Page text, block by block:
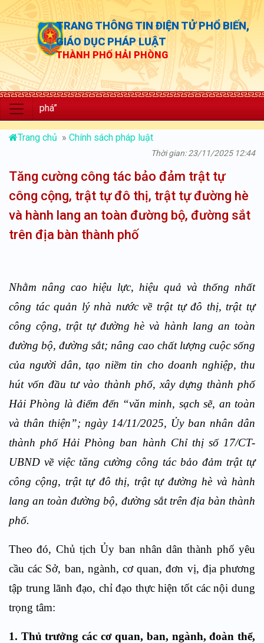
TRANG THÔNG TIN ĐIỆN TỬ PHỔ BIẾN,
GIÁO DỤC PHÁP LUẬT
THÀNH PHỐ HẢI PHÒNG
Trang chủ » Chính sách pháp luật
Thời gian: 23/11/2025 12:44
Tăng cường công tác bảo đảm trật tự
công cộng, trật tự đô thị, trật tự đường hè
và hành lang an toàn đường bộ, đường sắt
trên địa bàn thành phố
Nhằm nâng cao hiệu lực, hiệu quả và thống nhất
công tác quản lý nhà nước về trật tự đô thị, trật tự
công cộng, trật tự đường hè và hành lang an toàn
đường bộ, đường sắt; nâng cao chất lượng cuộc sống
của người dân, tạo niềm tin cho doanh nghiệp, thu
hút vốn đầu tư vào thành phố, xây dựng thành phố
Hải Phòng là điểm đến “văn minh, sạch sẽ, an toàn
và thân thiện”; ngày 14/11/2025, Ủy ban nhân dân
thành phố Hải Phòng ban hành Chỉ thị số 17/CT-
UBND về việc tăng cường công tác bảo đảm trật tự
công cộng, trật tự đô thị, trật tự đường hè và hành
lang an toàn đường bộ, đường sắt trên địa bàn thành
phố.
Theo đó, Chủ tịch Ủy ban nhân dân thành phố yêu
cầu các Sở, ban, ngành, cơ quan, đơn vị, địa phương
tập trung lãnh đạo, chỉ đạo thực hiện tốt các nội dung
trọng tâm:
1. Thủ trưởng các cơ quan, ban, ngành, đoàn thể,